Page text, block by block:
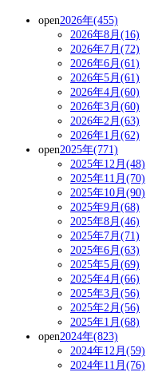
open2026年(455)
2026年8月(16)
2026年7月(72)
2026年6月(61)
2026年5月(61)
2026年4月(60)
2026年3月(60)
2026年2月(63)
2026年1月(62)
open2025年(771)
2025年12月(48)
2025年11月(70)
2025年10月(90)
2025年9月(68)
2025年8月(46)
2025年7月(71)
2025年6月(63)
2025年5月(69)
2025年4月(66)
2025年3月(56)
2025年2月(56)
2025年1月(68)
open2024年(823)
2024年12月(59)
2024年11月(76)